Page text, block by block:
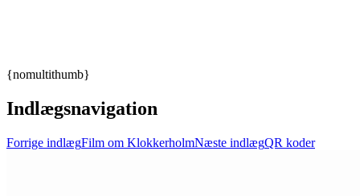
{nomultithumb}
Indlægsnavigation
Forrige indlægFilm om KlokkerholmNæste indlægQR koder